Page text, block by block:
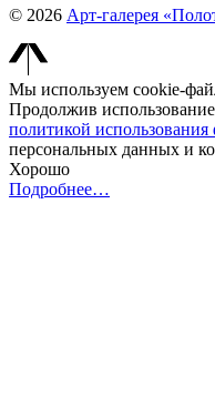
© 2026 Арт-галерея
Мы используем cookie-
Продолжив
политикой
персональных данных и
Хорошо
Подробнее…